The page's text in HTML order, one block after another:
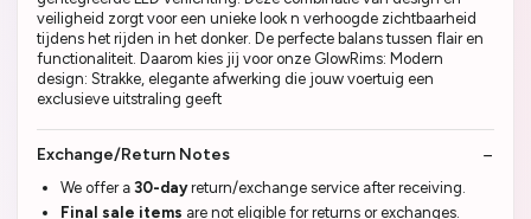
veiligheid zorgt voor een unieke look n verhoogde zichtbaarheid
tijdens het rijden in het donker. De perfecte balans tussen flair en
functionaliteit. Daarom kies jij voor onze GlowRims: Modern
design: Strakke, elegante afwerking die jouw voertuig een
exclusieve uitstraling geeft
Exchange/Return Notes
We offer a 30-dayreturn/exchange service after receiving.
Final sale items are not eligible for returns or exchanges.